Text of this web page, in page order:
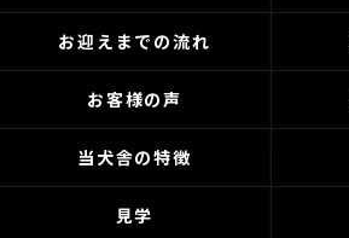
お迎えまでの流れ
お客様の声
当犬舎の特徴
見学